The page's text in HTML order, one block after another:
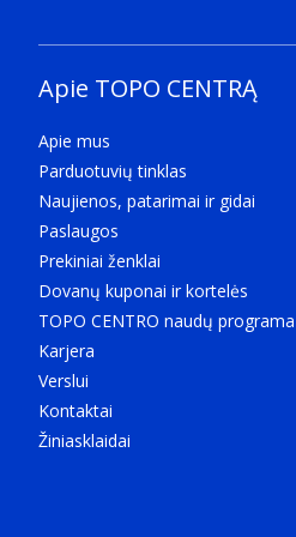
The distance from the
170 mm
Paketo svoris
Weight of the packaged
120 g
Logistikos duomenys
Muitų tarifo kodas (TARIC)
3926909790
Prekės kodas
A commodity code is a
3926909790c
Gaminių skaičius
6 vnt
Apie TOPO CENTRĄ
Apie mus
Parduotuvių tinklas
Naujienos, patarimai ir gidai
Paslaugos
Prekiniai ženklai
Dovanų kuponai ir kortelės
TOPO CENTRO naudų programa
Karjera
Verslui
Kontaktai
Žiniasklaidai